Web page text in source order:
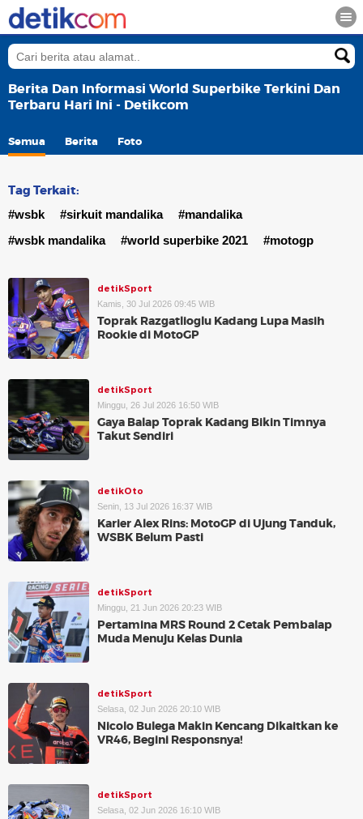
Berita Dan Informasi World Superbike Terkini Dan
Terbaru Hari Ini - Detikcom
Semua Berita Foto
Tag Terkait:
#wsbk #sirkuit mandalika
#mandalika
#wsbk mandalika
#world superbike 2021 #motogp
detikSport
Kamis, 30 Jul 2026 09:45 WIB
Toprak Razgatlioglu Kadang Lupa Masih
Rookie di MotoGP
detikSport
Minggu, 26 Jul 2026 16:50 WIB
Gaya Balap Toprak Kadang Bikin Timnya
Takut Sendiri
detikOto
Senin, 13 Jul 2026 16:37 WIB
Karier Alex Rins: MotoGP di Ujung Tanduk,
WSBK Belum Pasti
detikSport
Minggu, 21 Jun 2026 20:23 WIB
Pertamina MRS Round 2 Cetak Pembalap
Muda Menuju Kelas Dunia
detikSport
Selasa, 02 Jun 2026 20:10 WIB
Nicolo Bulega Makin Kencang Dikaitkan ke
VR46, Begini Responsnya!
detikSport
Selasa, 02 Jun 2026 16:10 WIB